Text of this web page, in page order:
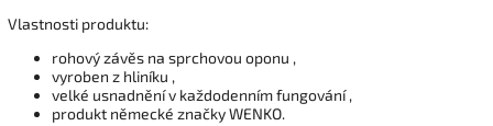
Vlastnosti produktu:
rohový závěs na sprchovou oponu ,
vyroben z hliníku ,
velké usnadnění v každodenním fungování ,
produkt německé značky WENKO.